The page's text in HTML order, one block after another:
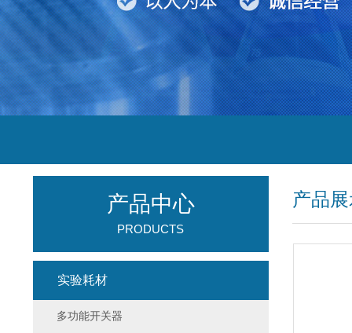
产品
产品中心
PRODUCTS
实验耗材
多功能开关器